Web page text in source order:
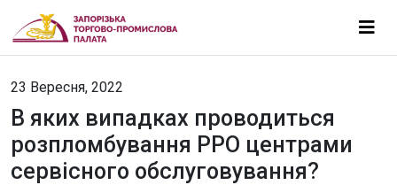
23 Вересня, 2022
В яких випадках проводиться
розпломбування РРО центрами
сервісного обслуговування?